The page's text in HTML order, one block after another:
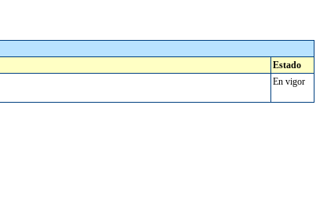
Estado
En vigor